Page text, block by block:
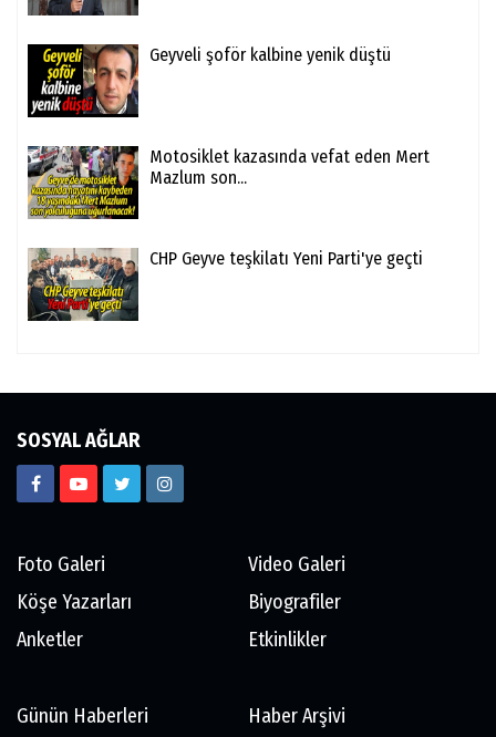
Geyveli şoför kalbine yenik düştü
Motosiklet kazasında vefat eden Mert
Mazlum son...
CHP Geyve teşkilatı Yeni Parti'ye geçti
SOSYAL AĞLAR
Foto Galeri
Video Galeri
Köşe Yazarları
Biyografiler
Anketler
Etkinlikler
Günün Haberleri Haber Arşivi